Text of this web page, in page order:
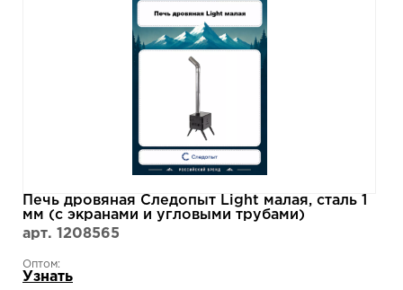
Печь дровяная Следопыт Light малая, сталь 1
мм (с экранами и угловыми трубами)
арт. 1208565
Оптом:
Узнать